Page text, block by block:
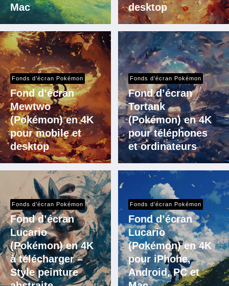
Mac
desktop
Fonds d’écran Pokémon
Fond d’écran
Mewtwo
(Pokémon) en 4K
pour mobile et
desktop
Fonds d’écran Pokémon
Fond d’écran
Tortank
(Pokémon) en 4K
pour téléphones
et ordinateurs
Fonds d’écran Pokémon
Fond d’écran
Lucario
(Pokémon) en 4K
à télécharger –
Style peinture
Fonds d’écran Pokémon
Fond d’écran
Lucario
(Pokémon) en 4K
pour iPhone,
Android, PC et